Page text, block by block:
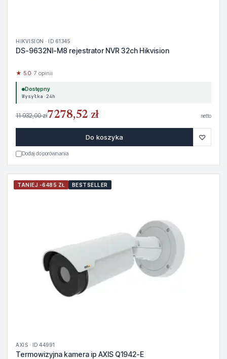
HIKVISION · ID 61345
DS-9632NI-M8 rejestrator NVR 32ch Hikvision
★ 5.0· 7 opinii
Dostępny
Wysyłka 24h
11 932,00 zł7278,52 zł netto
Do koszyka ♡
Dodaj do porównania
TANIEJ -6485 ZŁ BESTSELLER
AXIS · ID 44991
Termowizyjna kamera ip AXIS Q1942-E